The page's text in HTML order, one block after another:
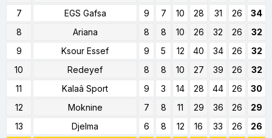
7
EGS Gafsa 9 7 10 28 31 26
34
8
Ariana 8 8 10 26 32 26
32
9
Ksour Essef 9 5 12 40 34 26
32
10
Redeyef 8 8 10 27 39 26
32
11
Kalaâ Sport 9 3 14 28 44 26
30
12
Moknine 7 8 11 29 36 26
29
13
Djelma 6 8 12 16 33 26 26